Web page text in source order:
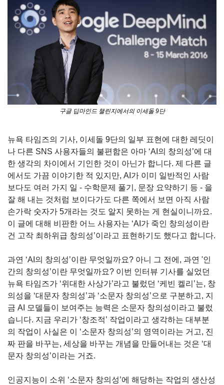
구글 딥마인드 챌린지에서의 이세돌 9단
뉴욕 타임즈의 기사, 이세돌 9단의 일부 표현에 대한 레딧이
나 다른 SNS 사용자들의 불편함은 아마 ‘AI의 창의성’에 대
한 생각의 차이에서 기인한 것이 아닌가 합니다. 제 다른 글
에서도 가끔 이야기한 적 있지만, AI가 이미 일반적인 사람
보다도 여러 가지 일 - 수학문제 풀기, 문장 요약하기 등 - 을
잘 해 내는 것처럼 보이다가도 다른 쪽에서 보면 아직 사람
손가락 숫자가 5개라는 것도 알지 못하는 게 현실이니까요.
이 글에 대해 비판한 어느 사용자는 ‘AI가 죽인 창의성이란
건 고작 최하위급 창의성’이라고 표현하기도 했다고 합니다.
과연 ‘AI의 창의성’이란 무엇일까요? 아니 그 전에, 과연 '인
간의 창의성’이란 무엇일까요? 이번 인터뷰 기사를 실었던
뉴욕 타임즈가 ‘위대한 사상가’라고 불렀던 ‘케빈 켈리’는, 창
의성을 ‘대문자 창의성’과 ‘소문자 창의성’으로 구분하고, 지
금 AI 모델들이 보여주는 능력은 소문자 창의성이라고 불렀
습니다. 지금 우리가 ‘창조적’ 작업이라고 생각하는 대부분
의 작업이 사실은 이 ‘소문자 창의성’의 영역이라는 거고, 진
짜 판을 바꾸는, 세상을 바꾸는 개념을 만들어내는 것은 ‘대
문자 창의성’이라는 거죠.
인공지능이 소위 ‘소문자 창의성’에 해당하는 작업의 생산성